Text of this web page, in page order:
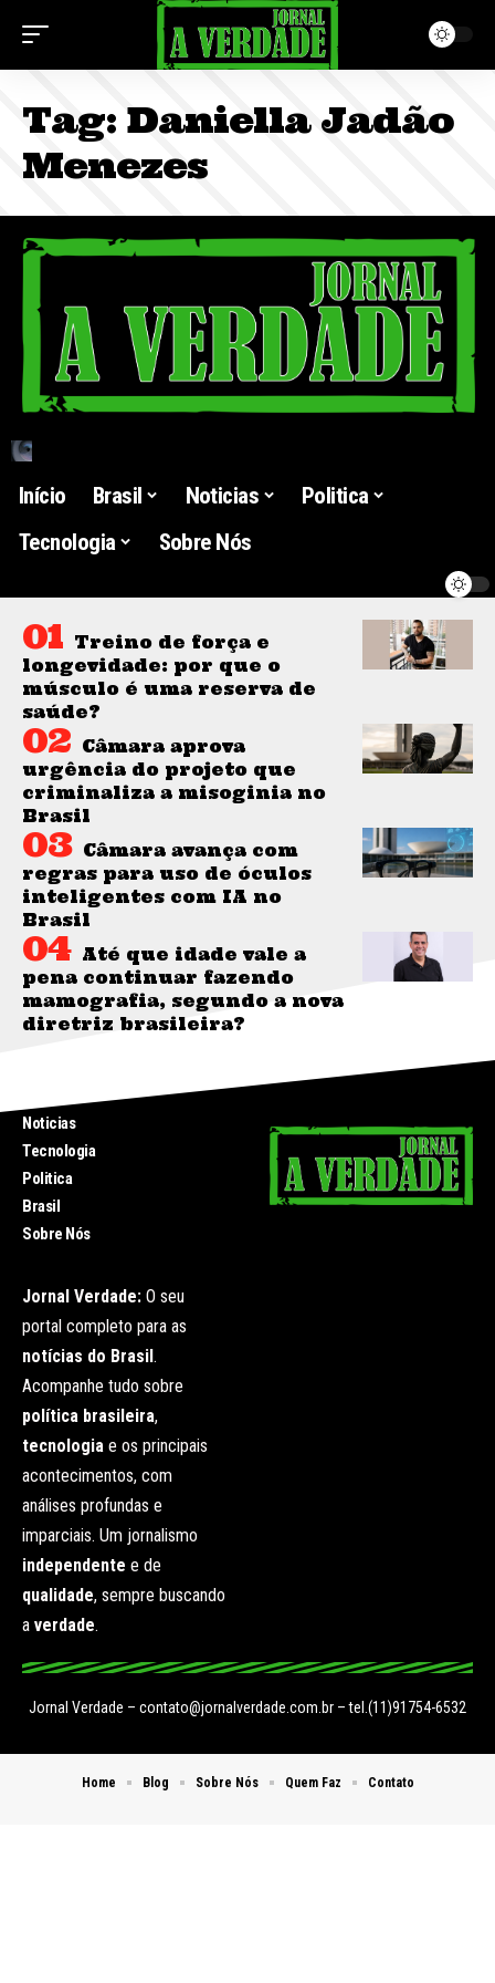
Tag: Daniella Jadão
Menezes
Início Brasil Noticias
Politica
Tecnologia
Sobre Nós
Treino de força e
longevidade: por que o
músculo é uma reserva de
saúde?
Câmara aprova
urgência do projeto que
criminaliza a misoginia no
Brasil
Câmara avança com
regras para uso de óculos
inteligentes com IA no
Brasil
Até que idade vale a
pena continuar fazendo
mamografia, segundo a nova
diretriz brasileira?
Noticias
Tecnologia
Politica
Brasil
Sobre Nós
Jornal Verdade: O seu
portal completo para as
notícias do Brasil .
Acompanhe tudo sobre
política brasileira,
tecnologia e os principais
acontecimentos, com
análises profundas e
imparciais. Um jornalismo
independente e de
qualidade, sempre buscando
a verdade.
Jornal Verdade – contato@jornalverdade.com.br – tel.(11)91754-6532
Home Blog Sobre Nós Quem Faz Contato